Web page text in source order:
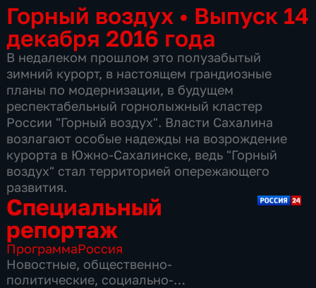
Горный воздух • Выпуск 14
декабря 2016 года
В недалеком прошлом это полузабытый
зимний курорт, в настоящем грандиозные
планы по модернизации, в будущем
респектабельный горнолыжный кластер
России "Горный воздух". Власти Сахалина
возлагают особые надежды на возрождение
курорта в Южно-Сахалинске, ведь "Горный
воздух" стал территорией опережающего
развития.
Специальный
репортаж
ПрограммаРоссия
Новостные, общественно-
политические, социально-